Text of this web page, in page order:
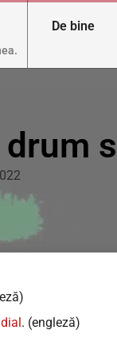
De bine
. (engleză)